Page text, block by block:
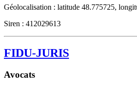
Géolocalisation : latitude 48.775725,
Siren : 412029613
FIDU-JURIS
Avocats